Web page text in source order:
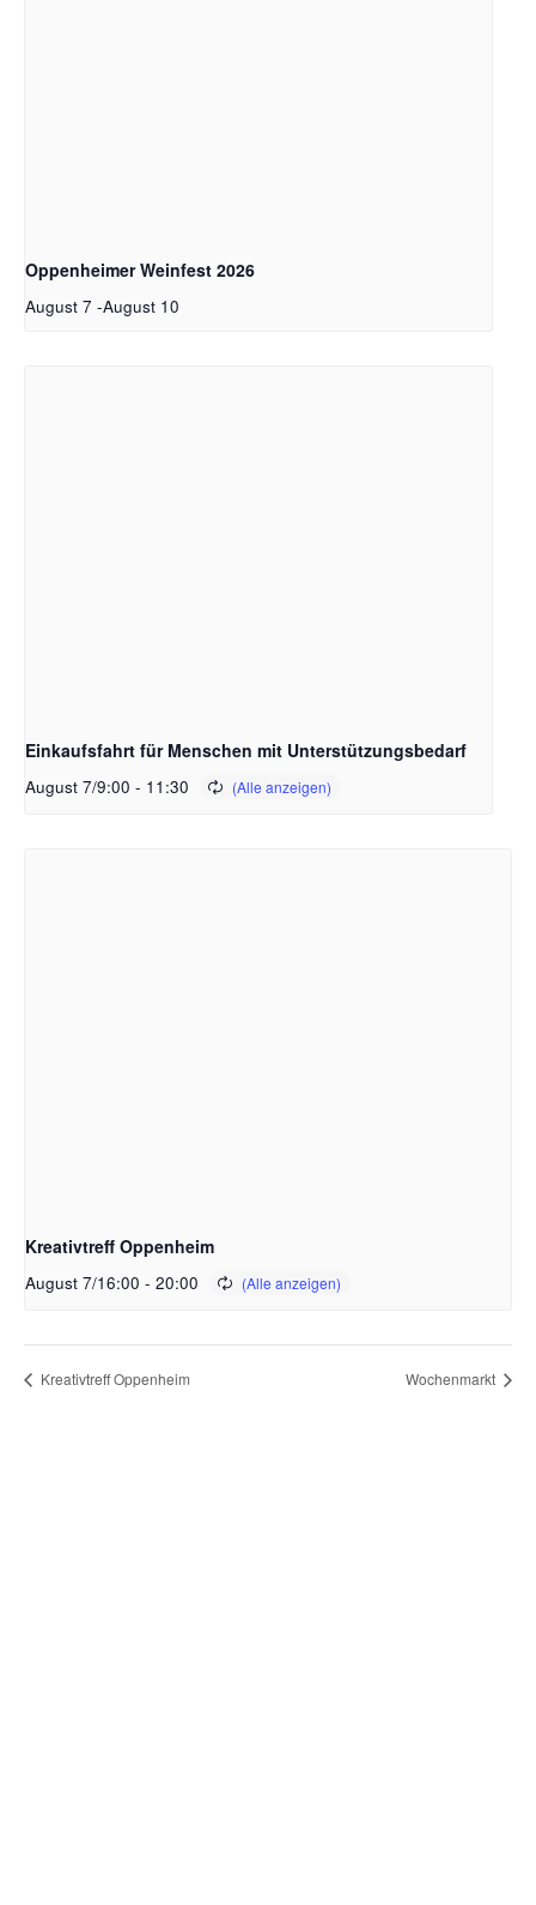
Oppenheimer Weinfest 2026
August 7 -August 10
Einkaufsfahrt für Menschen mit Unterstützungsbedarf
August 7/9:00 - 11:30
Kreativtreff Oppenheim
August 7/16:00 - 20:00
Kreativtreff Oppenheim Wochenmarkt